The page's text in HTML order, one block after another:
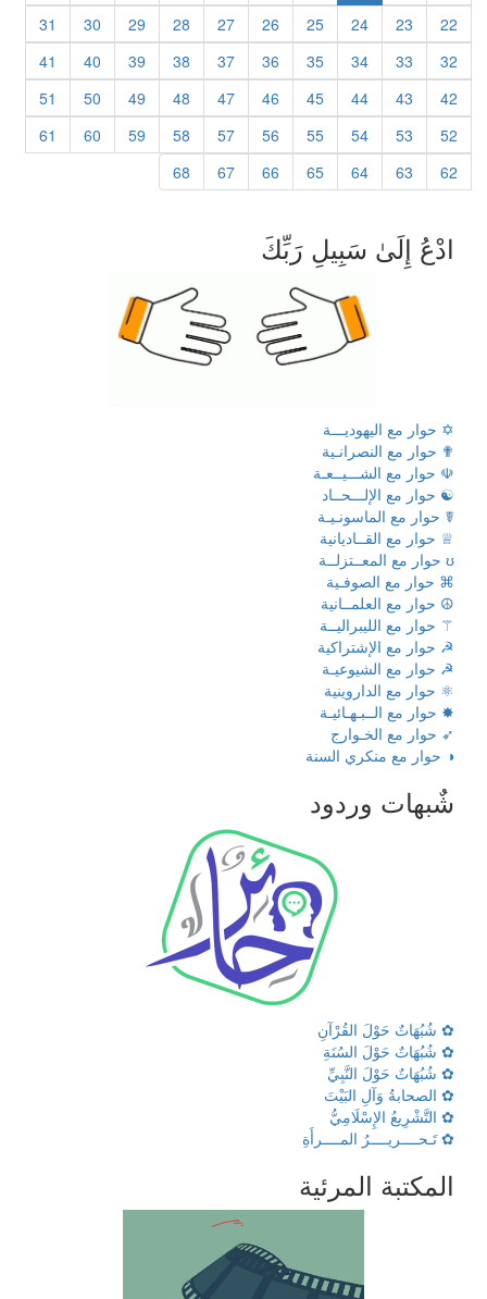
22
23
24
25
26
27
28
29
30
31
32
33
34
35
36
37
38
39
40
41
42
43
44
45
46
47
48
49
50
51
52
53
54
55
56
57
58
59
60
61
62
63
64
65
66
67
68
ادْعُ إِلَىٰ سَبِيلِ رَبِّكَ
✡ حوار مع اليهوديـــة
✟ حوار مع النصرانـية
☫ حوار مع الشـــيــعـة
☯ حوار مع الإلـــحــاد
☤ حوار مع الماسونـيـة
♕ حوار مع القــاديانية
ʊ حوار مع المعــتزلــة
⌘ حوار مع الصوفـية
☮ حوار مع العلمــانية
⚚ حوار مع الليبراليــة
☭ حوار مع الإشتراكية
☭ حوار مع الشيوعيـة
⚛ حوار مع الداروينية
✸ حوار مع الــبـهـائيـة
➶ حوار مع الخـوارج
◑ حوار مع منكري السنة
شٌبهات وردود
✿ شُبُهَاتٌ حَوْلَ القُرْآنِ
✿ شُبُهَاتٌ حَوْلَ السُنَةِ
✿ شُبُهَاتٌ حَوْلَ النَّبِيِّ
✿ الصحابةُ وَآلِ البَيْتَ
✿ التَّشْرِيعُ الإِسْلَامِيُّ
✿ تَـحــــريــــرُ المــــرأَةِ
المكتبة المرئية